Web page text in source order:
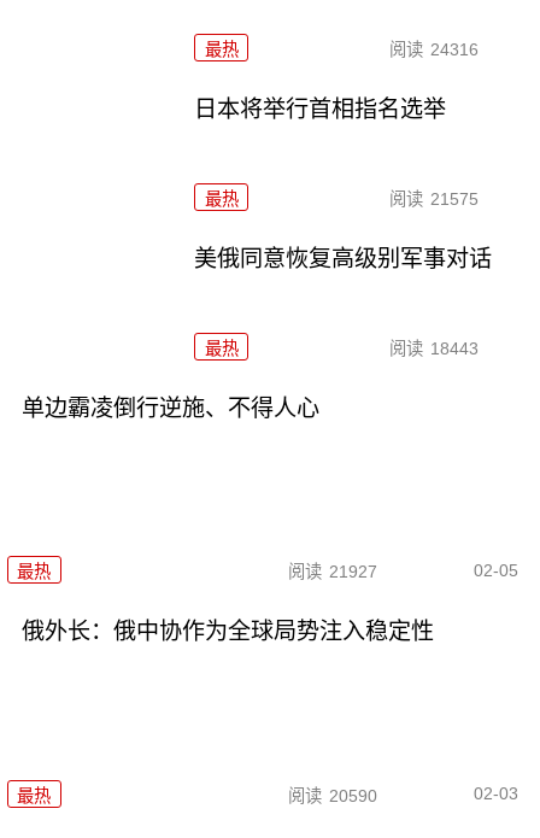
最热 阅读 24316
日本将举行首相指名选举
最热 阅读 21575
美俄同意恢复高级别军事对话
最热 阅读 18443
单边霸凌倒行逆施、不得人心
最热 阅读 21927 02-05
俄外长：俄中协作为全球局势注入稳定性
最热 阅读 20590 02-03